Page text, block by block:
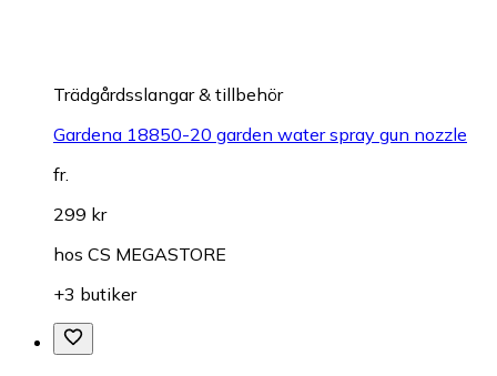
Trädgårdsslangar & tillbehör
Gardena 18850-20 garden water spray gun nozzle
fr.
299 kr
hos CS MEGASTORE
+3 butiker